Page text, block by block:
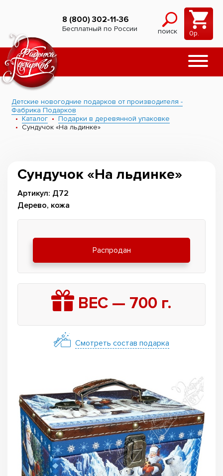
8 (800) 302-11-36
Бесплатный по России поиск 0р.
Детские новогодние подарков от производителя -
Фабрика Подарков
Каталог
Подарки в деревянной упаковке
Сундучок «На льдинке»
Сундучок «На льдинке»
Артикул: Д72
Дерево, кожа
Распродан
ВЕС — 700 г.
Смотреть состав подарка